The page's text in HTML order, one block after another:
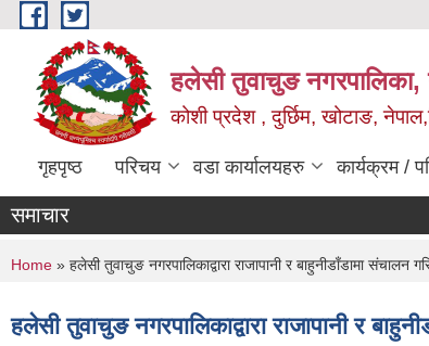
Skip to main content
हलेसी तुवाचुङ नगरपालिका,
कोशी प्रदेश , दुर्छिम, खोटाङ,
गृहपृष्ठ परिचय वडा कार्यालयहरु कार्यक्रम /
समाचार
You are here
Home » हलेसी तुवाचुङ नगरपालिकाद्वारा राजापानी र बाहुनीडाँडामा संचालन
हलेसी तुवाचुङ नगरपालिकाद्वारा राजापानी र